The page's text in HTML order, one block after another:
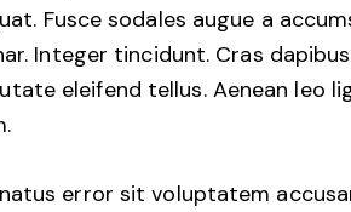
Fusce sodales augue a
Integer tincidunt. Cras
eleifend tellus. Aenean leo
error sit voluptatem